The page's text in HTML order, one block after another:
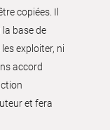
copiées. Il
la base de
exploiter, ni
accord
et fera